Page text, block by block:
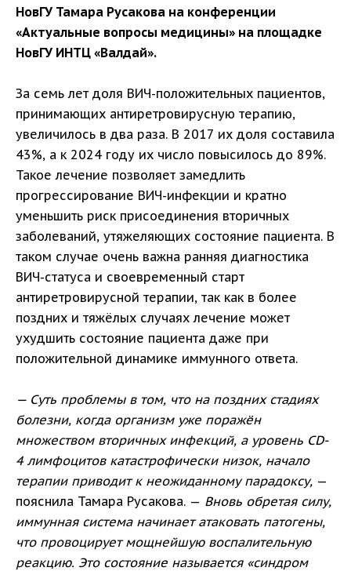
НовГУ Тамара Русакова на конференции
«Актуальные вопросы медицины» на площадке
НовГУ ИНТЦ «Валдай».
За семь лет доля ВИЧ-положительных пациентов,
принимающих антиретровирусную терапию,
увеличилось в два раза. В 2017 их доля составила
43%, а к 2024 году их число повысилось до 89%.
Такое лечение позволяет замедлить
прогрессирование ВИЧ-инфекции и кратно
уменьшить риск присоединения вторичных
заболеваний, утяжеляющих состояние пациента. В
таком случае очень важна ранняя диагностика
ВИЧ-статуса и своевременный старт
антиретровирусной терапии, так как в более
поздних и тяжёлых случаях лечение может
ухудшить состояние пациента даже при
положительной динамике иммунного ответа.
— Суть проблемы в том, что на поздних стадиях
болезни, когда организм уже поражён
множеством вторичных инфекций, а уровень CD-
4 лимфоцитов катастрофически низок, начало
терапии приводит к неожиданному парадоксу, —
пояснила Тамара Русакова. — Вновь обретая силу,
иммунная система начинает атаковать патогены,
что провоцирует мощнейшую воспалительную
реакцию. Это состояние называется «синдром